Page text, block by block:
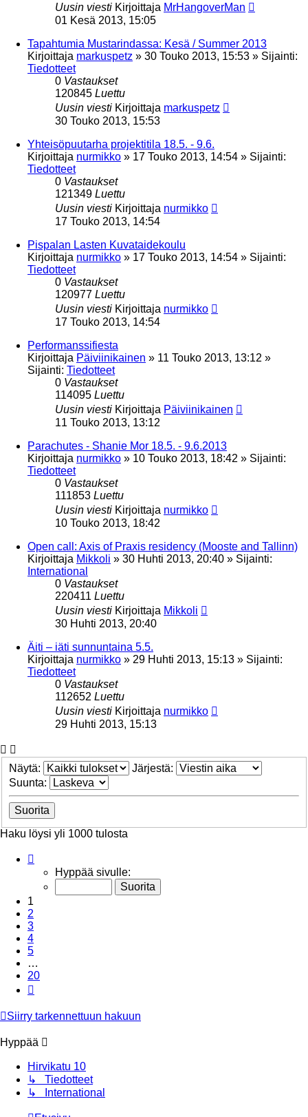
Uusin viesti Kirjoittaja MrHangoverMan
01 Kesä 2013, 15:05
Tapahtumia Mustarindassa: Kesä / Summer 2013
Kirjoittaja markuspetz » 30 Touko 2013, 15:53 » Sijainti:
Tiedotteet
0 Vastaukset
120845 Luettu
Uusin viesti Kirjoittaja markuspetz
30 Touko 2013, 15:53
Yhteisöpuutarha projektitila 18.5. - 9.6.
Kirjoittaja nurmikko » 17 Touko 2013, 14:54 » Sijainti:
Tiedotteet
0 Vastaukset
121349 Luettu
Uusin viesti Kirjoittaja nurmikko
17 Touko 2013, 14:54
Pispalan Lasten Kuvataidekoulu
Kirjoittaja nurmikko » 17 Touko 2013, 14:54 » Sijainti:
Tiedotteet
0 Vastaukset
120977 Luettu
Uusin viesti Kirjoittaja nurmikko
17 Touko 2013, 14:54
Performanssifiesta
Kirjoittaja Päiviinikainen » 11 Touko 2013, 13:12 »
Sijainti: Tiedotteet
0 Vastaukset
114095 Luettu
Uusin viesti Kirjoittaja Päiviinikainen
11 Touko 2013, 13:12
Parachutes - Shanie Mor 18.5. - 9.6.2013
Kirjoittaja nurmikko » 10 Touko 2013, 18:42 » Sijainti:
Tiedotteet
0 Vastaukset
111853 Luettu
Uusin viesti Kirjoittaja nurmikko
10 Touko 2013, 18:42
Open call: Axis of Praxis residency (Mooste and Tallinn)
Kirjoittaja Mikkoli » 30 Huhti 2013, 20:40 » Sijainti:
International
0 Vastaukset
220411 Luettu
Uusin viesti Kirjoittaja Mikkoli
30 Huhti 2013, 20:40
Äiti – iäti sunnuntaina 5.5.
Kirjoittaja nurmikko » 29 Huhti 2013, 15:13 » Sijainti:
Tiedotteet
0 Vastaukset
112652 Luettu
Uusin viesti Kirjoittaja nurmikko
29 Huhti 2013, 15:13
Näytä:
Järjestä:
Suunta:
Haku löysi yli 1000 tulosta
20 Hyppää sivulle:
1
2
3
4
5
…
20
Siirry tarkennettuun hakuun
Hyppää
Hirvikatu 10
↳ Tiedotteet
↳ International